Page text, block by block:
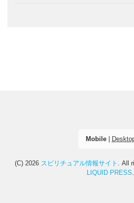
Mobile|
(C) 2026 スピリチュアル情報サイト . All
LIQUID PRESS.